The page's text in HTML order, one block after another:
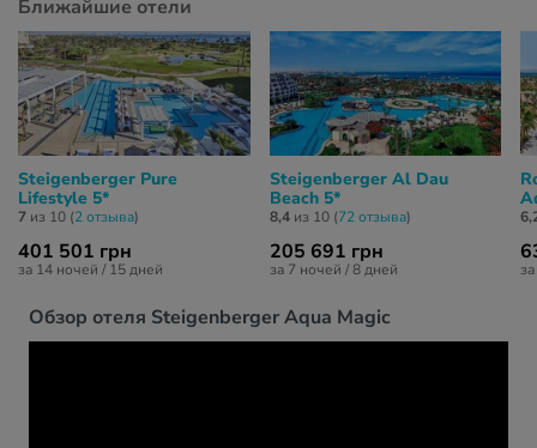
Обзор отеля Steigenberger Aqua Magic
Ближайшие отели
Steigenberger Pure
Lifestyle 5*
7 из 10 (2 отзывa)
401 501 грн
за 14 ночей / 15 дней
Steigenberger Al Dau
Beach 5*
8,4из 10 (72 отзывa)
205 691 грн
за 7 ночей / 8 дней